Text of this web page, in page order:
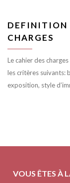
DEFINITION
CHARGES
Le cahier des
les critères suivants:
exposition, style
VOUS ÊTES À